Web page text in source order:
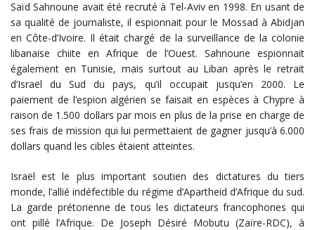
Saïd Sahnoune avait été recruté à Tel-Aviv en 1998. En usant de
sa qualité de journaliste, il espionnait pour le Mossad à Abidjan
en Côte-d’Ivoire. Il était chargé de la surveillance de la colonie
libanaise chiite en Afrique de l’Ouest. Sahnoune espionnait
également en Tunisie, mais surtout au Liban après le retrait
d’Israël du Sud du pays, qu’il occupait jusqu’en 2000. Le
paiement de l’espion algérien se faisait en espèces à Chypre à
raison de 1.500 dollars par mois en plus de la prise en charge de
ses frais de mission qui lui permettaient de gagner jusqu’à 6.000
dollars quand les cibles étaient atteintes.
Israël est le plus important soutien des dictatures du tiers
monde, l’allié indéfectible du régime d’Apartheid d’Afrique du sud.
La garde prétorienne de tous les dictateurs francophones qui
ont pillé l’Afrique. De Joseph Désiré Mobutu (Zaïre-RDC), à